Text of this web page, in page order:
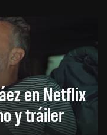
en Netflix
y tráiler